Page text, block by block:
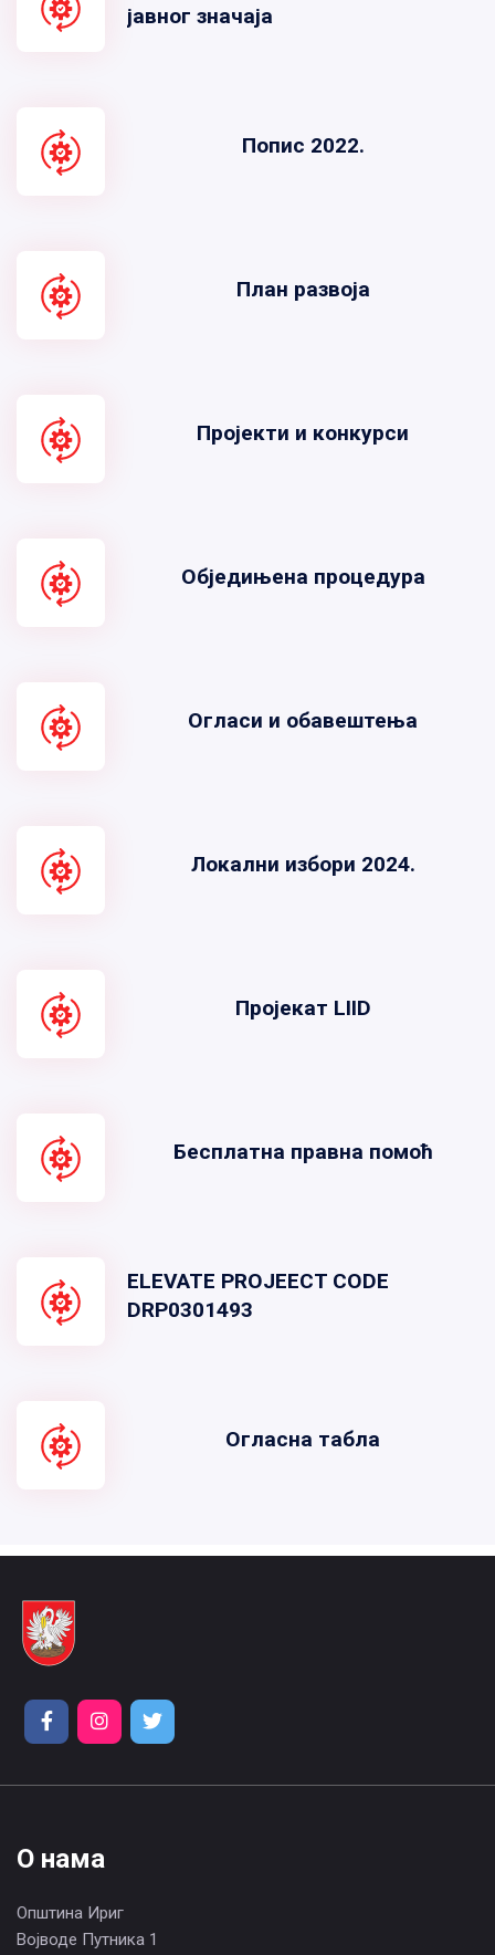
јавног значаја
Попис 2022.
План развоја
Пројекти и конкурси
Обједињена процедура
Огласи и обавештења
Локални избори 2024.
Пројекат LIID
Бесплатна правна помоћ
ELEVATE PROJEECT CODE
DRP0301493
Огласна табла
О нама
Општина Ириг
Војводе Путника 1